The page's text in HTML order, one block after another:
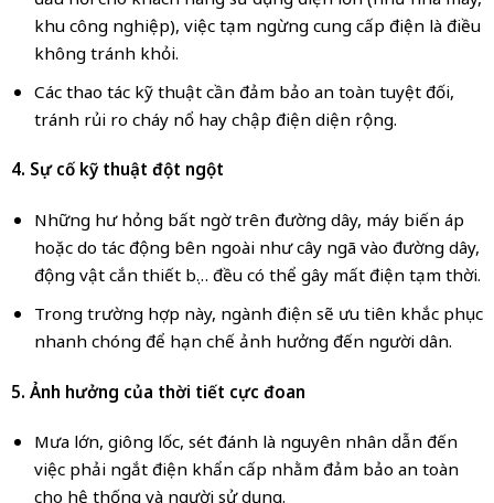
khu công nghiệp), việc tạm ngừng cung cấp điện là điều
không tránh khỏi.
Các thao tác kỹ thuật cần đảm bảo an toàn tuyệt đối,
tránh rủi ro cháy nổ hay chập điện diện rộng.
4. Sự cố kỹ thuật đột ngột
Những hư hỏng bất ngờ trên đường dây, máy biến áp
hoặc do tác động bên ngoài như cây ngã vào đường dây,
động vật cắn thiết bị… đều có thể gây mất điện tạm thời.
Trong trường hợp này, ngành điện sẽ ưu tiên khắc phục
nhanh chóng để hạn chế ảnh hưởng đến người dân.
5. Ảnh hưởng của thời tiết cực đoan
Mưa lớn, giông lốc, sét đánh là nguyên nhân dẫn đến
việc phải ngắt điện khẩn cấp nhằm đảm bảo an toàn
cho hệ thống và người sử dụng.